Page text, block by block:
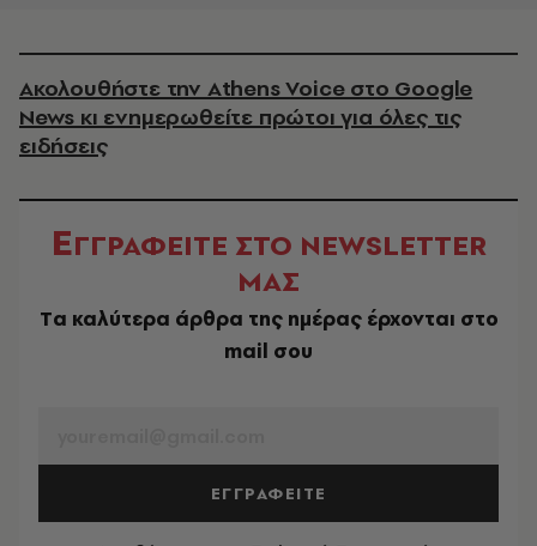
Ακολουθήστε την Athens Voice στο Google
News κι ενημερωθείτε πρώτοι για όλες τις
ειδήσεις
ΕΓΓΡΑΦΕΙΤΕ ΣΤΟ NEWSLETTER
ΜΑΣ
Tα καλύτερα άρθρα της ημέρας έρχονται στο
mail σου
ΕΓΓΡΑΦΕΙΤΕ